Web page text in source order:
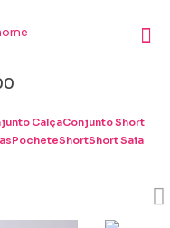
CalçaConjunto Short
PocheteShortShort Saia